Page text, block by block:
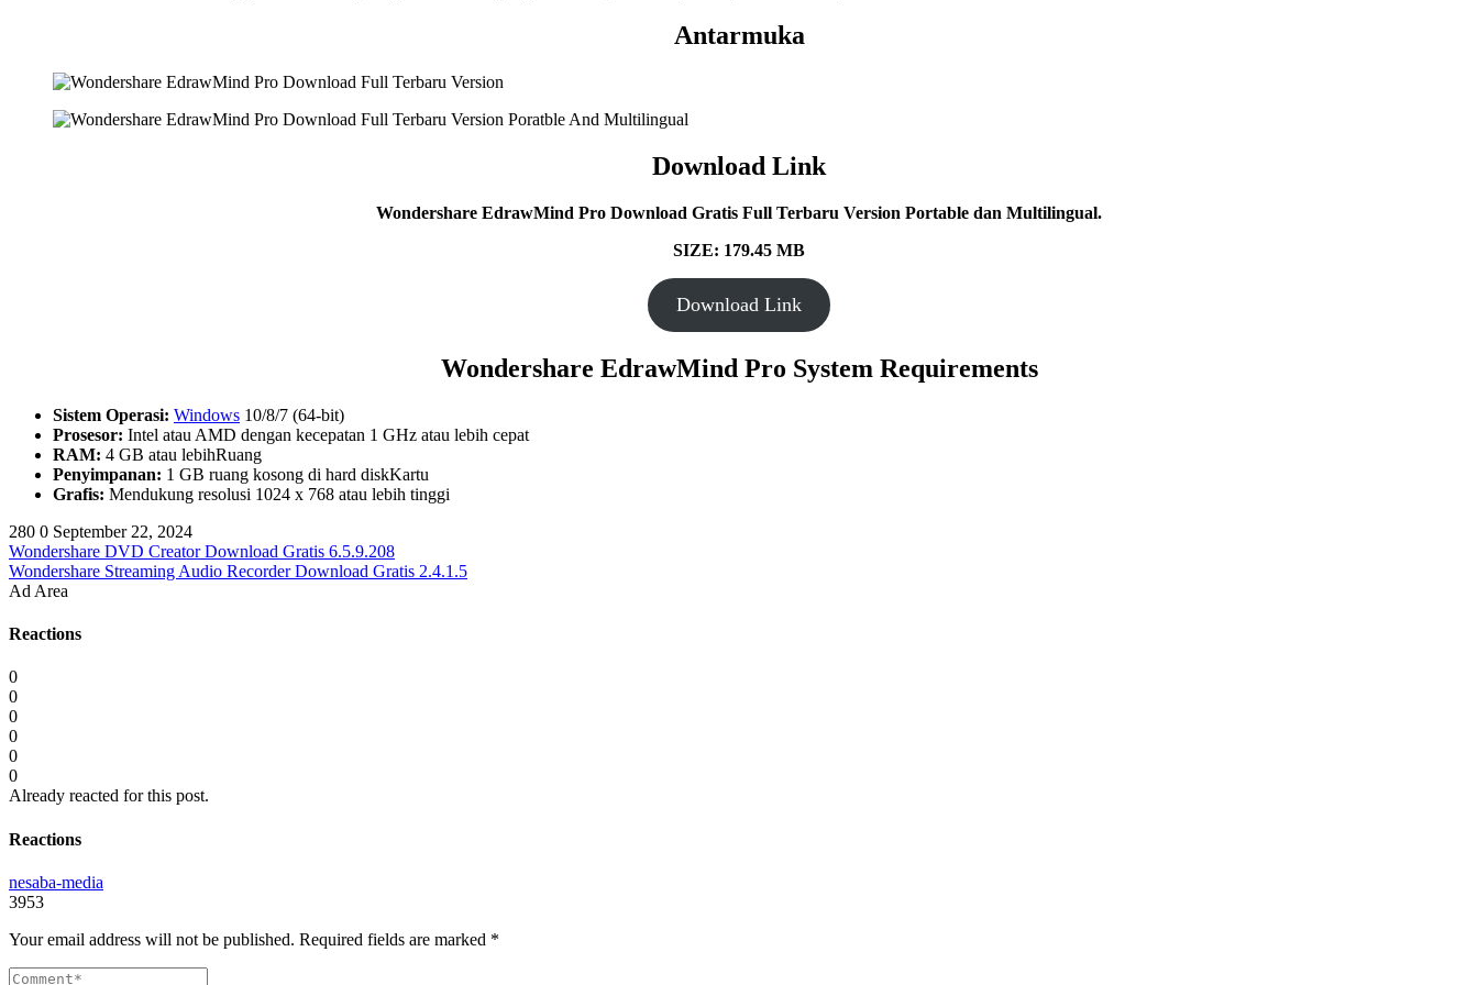
Antarmuka
Download Link
Wondershare EdrawMind Pro Download Gratis Full Terbaru Version Portable dan Multilingual.
SIZE: 179.45 MB
Download Link
Wondershare EdrawMind Pro System Requirements
Sistem Operasi: Windows 10/8/7 (64-bit)
Prosesor: Intel atau AMD dengan kecepatan 1 GHz atau lebih cepat
RAM: 4 GB atau lebihRuang
Penyimpanan: 1 GB ruang kosong di hard diskKartu
Grafis: Mendukung resolusi 1024 x 768 atau lebih tinggi
280 0 September 22, 2024
Wondershare DVD Creator Download Gratis 6.5.9.208
Wondershare Streaming Audio Recorder Download Gratis 2.4.1.5
Ad Area
Reactions
0
0
0
0
0
0
Already reacted for this post.
Reactions
nesaba-media
3953
Your email address will not be published. Required fields are marked *